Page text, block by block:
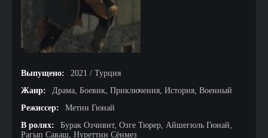
Выпущено:
2021 / Турция
Жанр:
Драма, Боевик, Приключения, История, Военный
Режиссер:
Метин Гюнай
В ролях:
Бурак Озчивит, Озге Тюрер, Айшегюль Гюнай,
Рагып Саваш, Нуреттин Сёнмез